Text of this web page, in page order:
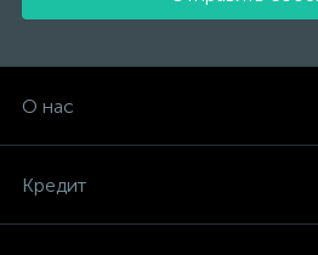
О нас
Кредит